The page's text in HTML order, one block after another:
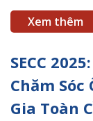
Xem thêm
SECC
Chăm
Gia Toàn